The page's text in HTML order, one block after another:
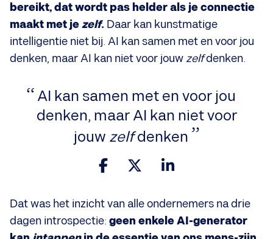
bereikt, dat wordt pas helder als je connectie
maakt met jezelf. Daar kan kunstmatige
intelligentie niet bij. AI kan samen met en voor jou
denken, maar AI kan niet voor jouw zelfdenken.
AI kan samen met en voor jou
denken, maar AI kan niet voor
jouw zelfdenken
Dat was het inzicht van alle ondernemers na drie
dagen introspectie: geen enkele AI-generator